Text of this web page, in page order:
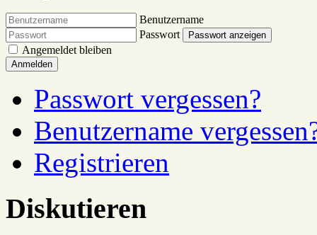
Benutzername
Passwort
Passwort anzeigen
Angemeldet bleiben
Anmelden
Passwort vergessen?
Benutzername
Registrieren
Diskutieren